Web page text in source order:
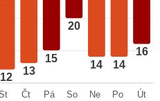
12
13
15
20
14 14
16
Čt
Pá
So
Ne
Po
Út